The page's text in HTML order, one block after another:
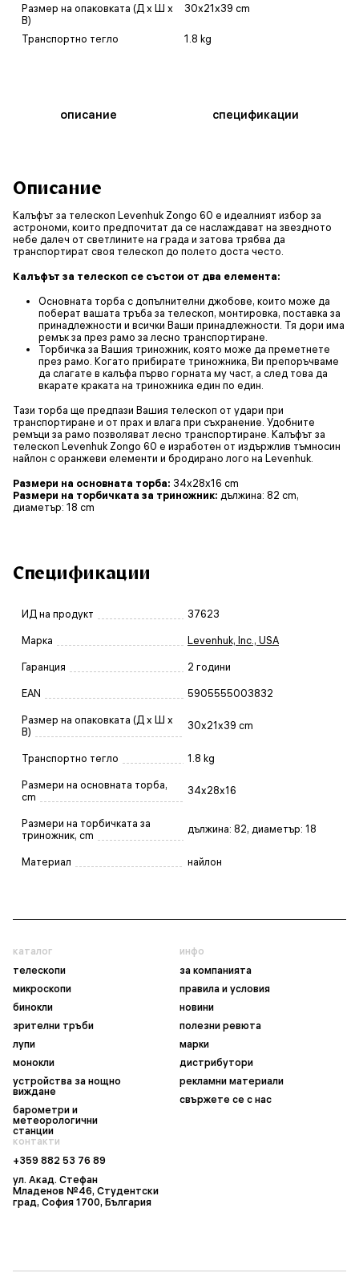
Размер на опаковката (Д x Ш x
В)
30x21x39 cm
Транспортно тегло 1.8 kg
описание спецификации
Описание
Калъфът за телескоп Levenhuk Zongo 60 е идеалният избор за
астрономи, които предпочитат да се наслаждават на звездното
небе далеч от светлините на града и затова трябва да
транспортират своя телескоп до полето доста често.
Калъфът за телескоп се състои от два елемента:
Основната торба с допълнителни джобове, които може да
поберат вашата тръба за телескоп, монтировка, поставка за
принадлежности и всички Ваши принадлежности. Тя дори има
ремък за през рамо за лесно транспортиране.
Торбичка за Вашия триножник, която може да преметнете
през рамо. Когато прибирате триножника, Ви препоръчваме
да слагате в калъфа първо горната му част, а след това да
вкарате краката на триножника един по един.
Тази торба ще предпази Вашия телескоп от удари при
транспортиране и от прах и влага при съхранение. Удобните
ремъци за рамо позволяват лесно транспортиране. Калъфът за
телескоп Levenhuk Zongo 60 е изработен от издържлив тъмносин
найлон с оранжеви елементи и бродирано лого на Levenhuk.
Размери на основната торба: 34х28х16 cm
Размери на торбичката за триножник: дължина: 82 cm,
диаметър: 18 cm
Спецификации
ИД на продукт 37623
Марка Levenhuk, Inc., USA
Гаранция 2 години
EAN 5905555003832
Размер на опаковката (Д x Ш x
В)
30x21x39 cm
Транспортно тегло 1.8 kg
Размери на основната торба,
cm
34х28х16
Размери на торбичката за
триножник, cm
дължина: 82, диаметър: 18
Материал найлон
каталог
телескопи
микроскопи
бинокли
зрителни тръби
лупи
монокли
устройства за нощно
виждане
барометри и
метеорологични
станции
инфо
за компанията
правила и условия
новини
полезни ревюта
марки
дистрибутори
рекламни материали
свържете се с нас
контакти
+359 882 53 76 89
ул. Акад. Стефан
Младенов №46, Студентски
град, София 1700, България